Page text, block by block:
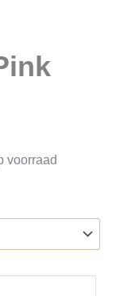
voorraad